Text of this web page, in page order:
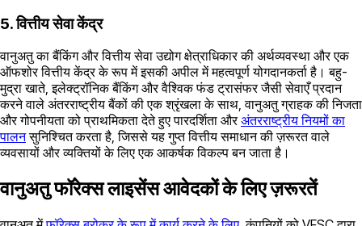
5. वित्तीय सेवा केंद्र
वानुअतु का बैंकिंग और वित्तीय सेवा उद्योग क्षेत्राधिकार की अर्थव्यवस्था और एक
ऑफशोर वित्तीय केंद्र के रूप में इसकी अपील में महत्वपूर्ण योगदानकर्ता है। बहु-
मुद्रा खाते, इलेक्ट्रॉनिक बैंकिंग और वैश्विक फंड ट्रासंफर जैसी सेवाएँ प्रदान
करने वाले अंतरराष्ट्रीय बैंकों की एक श्रृंखला के साथ, वानुअतु ग्राहक की निजता
और गोपनीयता को प्राथमिकता देते हुए पारदर्शिता औरअंतरराष्ट्रीय नियमों का
पालनसुनिश्चित करता है, जिससे यह गुप्त वित्तीय समाधान की ज़रूरत वाले
व्यवसायों और व्यक्तियों के लिए एक आकर्षक विकल्प बन जाता है।
वानुअतु फॉरेक्स लाइसेंस आवेदकों के लिए ज़रूरतें